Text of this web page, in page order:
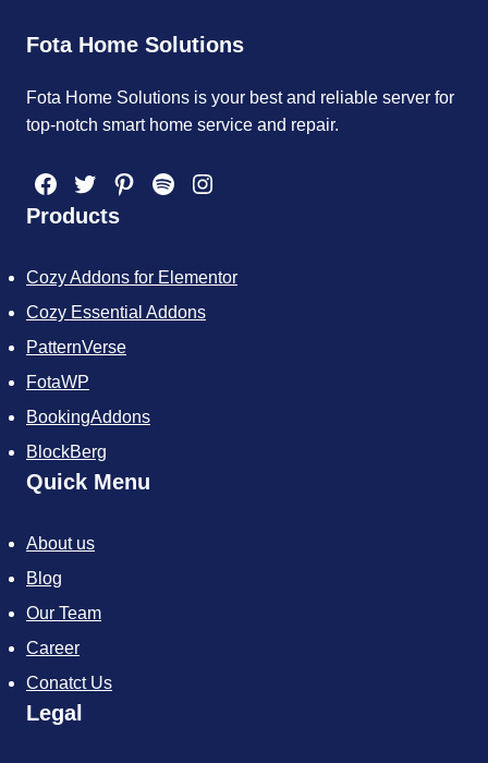
Fota Home Solutions
Fota Home Solutions is your best and reliable server for
top-notch smart home service and repair.
Facebook Twitter Pinterest Spotify Instagram
Products
Cozy Addons for Elementor
Cozy Essential Addons
PatternVerse
FotaWP
BookingAddons
BlockBerg
Quick Menu
About us
Blog
Our Team
Career
Conatct Us
Legal